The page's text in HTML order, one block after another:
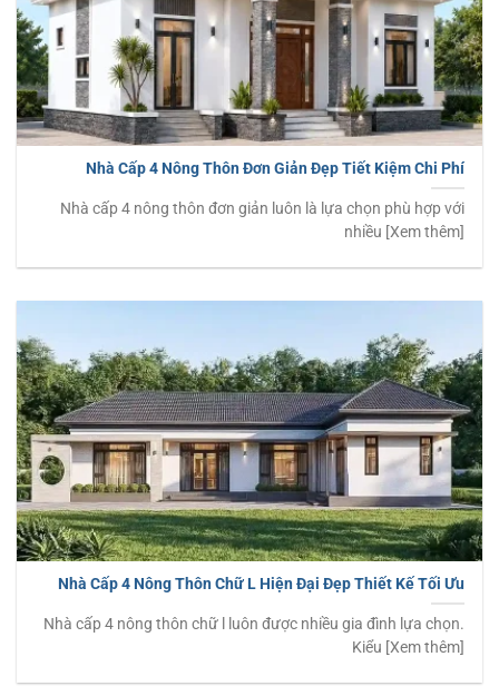
Nhà Cấp 4 Nông Thôn Đơn Giản Đẹp Tiết Kiệm Chi Phí
Nhà cấp 4 nông thôn đơn giản luôn là lựa chọn phù hợp với
nhiều [Xem thêm]
Nhà Cấp 4 Nông Thôn Chữ L Hiện Đại Đẹp Thiết Kế Tối Ưu
Nhà cấp 4 nông thôn chữ l luôn được nhiều gia đình lựa chọn.
Kiểu [Xem thêm]